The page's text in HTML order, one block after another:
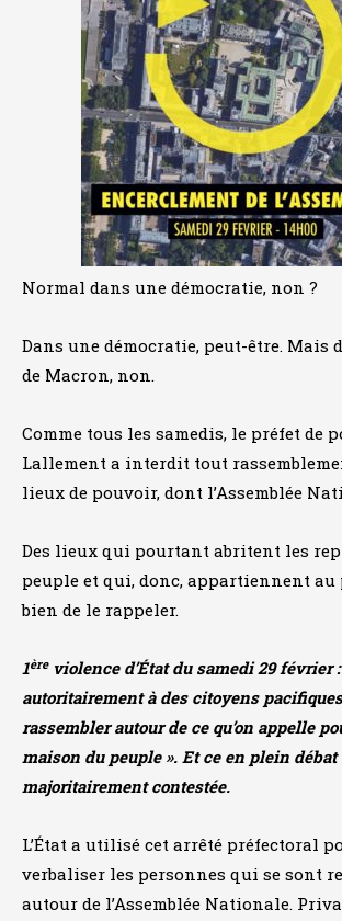
Normal dans une démocratie, non ?
Dans une démocratie, peut-être. Mais
de Macron, non.
Comme tous les samedis, le préfet de
Lallement a interdit tout
lieux de pouvoir, dont l’Assemblée
Des lieux qui pourtant abritent les
peuple et qui, donc, appartiennent au
bien de le rappeler.
1èreviolence d’État du samedi 29 février
autoritairement à des citoyens
rassembler autour de ce qu’on appelle
maison du peuple ». Et ce en plein
majoritairement contestée.
L’État a utilisé cet arrêté préfectoral
verbaliser les personnes qui se sont
autour de l’Assemblée Nationale.